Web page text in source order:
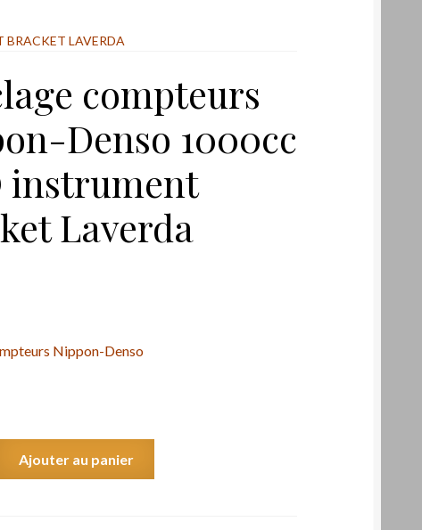
BRACKET LAVERDA
compteurs
Denso 1000cc
instrument
Laverda
Nippon-Denso
Ajouter au panier